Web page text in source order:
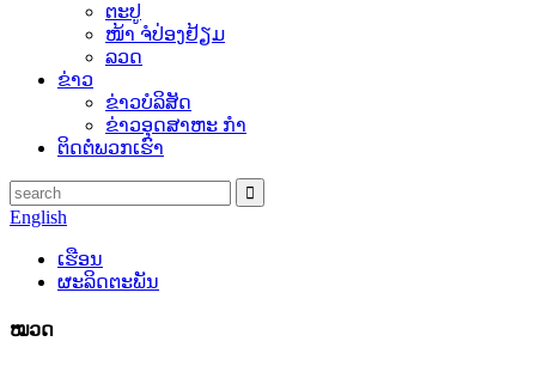
ຕະປູ
ໜ້າ ຈໍປ່ອງຢ້ຽມ
ລວດ
ຂ່າວ
ຂ່າວບໍລິສັດ
ຂ່າວອຸດສາຫະ ກຳ
ຕິດ​ຕໍ່​ພວກ​ເຮົາ
English
ເຮືອນ
ຜະລິດຕະພັນ
ໝວດ